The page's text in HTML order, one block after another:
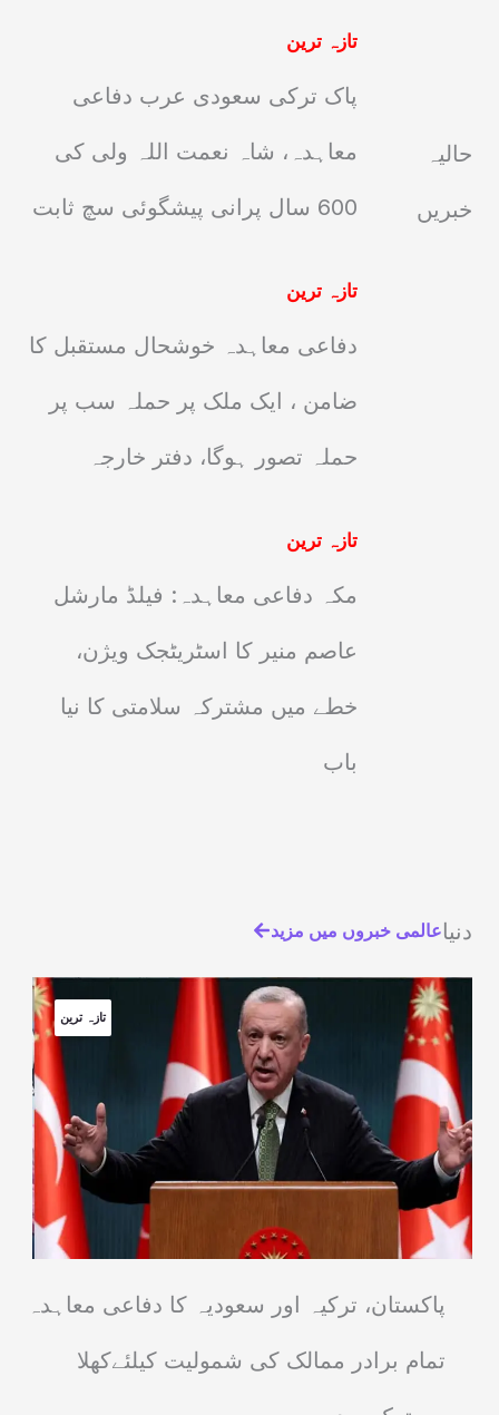
حالیہ
خبریں
تازہ ترین
پاک ترکی سعودی عرب دفاعی
معاہدہ، شاہ نعمت اللہ ولی کی
600 سال پرانی پیشگوئی سچ ثابت
تازہ ترین
دفاعی معاہدہ خوشحال مستقبل کا
ضامن ، ایک ملک پر حملہ سب پر
حملہ تصور ہوگا، دفتر خارجہ
تازہ ترین
مکہ دفاعی معاہدہ: فیلڈ مارشل
عاصم منیر کا اسٹریٹجک ویژن،
خطے میں مشترکہ سلامتی کا نیا
باب
دنیاعالمی خبروں میں مزید
تازہ ترین
پاکستان، ترکیہ اور سعودیہ کا دفاعی معاہدہ
تمام برادر ممالک کی شمولیت کیلئےکھلا